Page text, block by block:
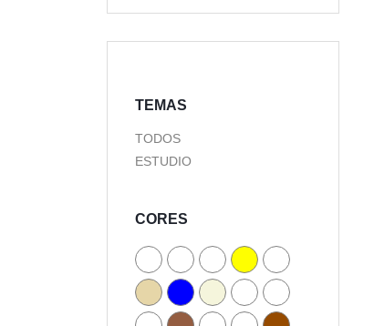
TEMAS
TODOS
ESTUDIO
CORES